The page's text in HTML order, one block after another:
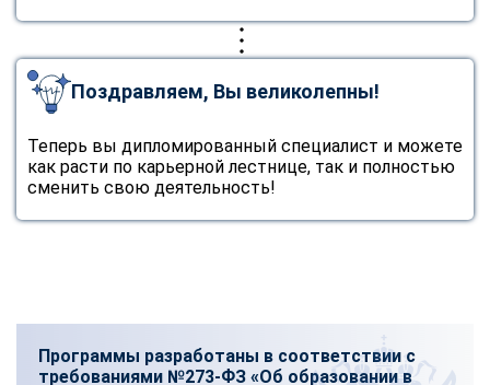
Поздравляем, Вы великолепны!
Теперь вы дипломированный специалист и можете
как расти по карьерной лестнице, так и полностью
сменить свою деятельность!
Программы разработаны в соответствии с
требованиями №273-ФЗ «Об образовании в